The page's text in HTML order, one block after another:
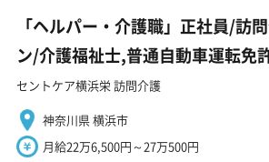
「ヘルパー・介護職」正社員/訪
ン/介護福祉士,普通自動車運転免
セントケア横浜栄 訪問介護
神奈川県 横浜市
月給22万6,500円～27万500円